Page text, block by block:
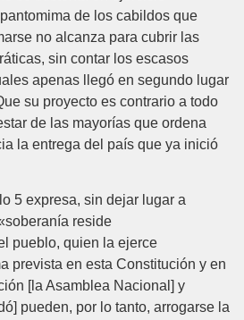
de los cabildos que
no alcanza para cubrir las
sin contar los escasos
apenas llegó en segundo lugar
su proyecto es contrario a todo
de las mayorías que ordena
la entrega del país que ya inició
5 expresa, sin dejar lugar a
reside
pueblo, quien la ejerce
prevista en esta Constitución y en
[la Asamblea Nacional] y
pueden, por lo tanto, arrogarse la